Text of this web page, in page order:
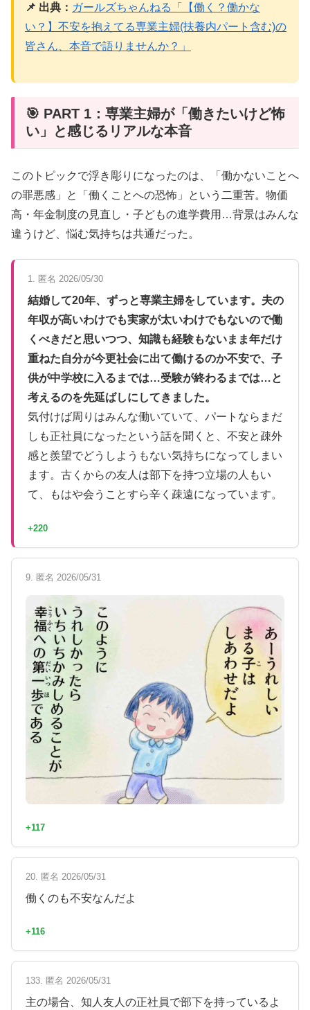
📌 出典： ガールズちゃんねる「【働く？働かな
い？】不安を抱えてる専業主婦(扶養内パート含む)の
皆さん、本音で語りませんか？」
🎯 PART 1：専業主婦が「働きたいけど怖
い」と感じるリアルな本音
このトピックで浮き彫りになったのは、「働かないことへ
の罪悪感」と「働くことへの恐怖」という二重苦。物価
高・年金制度の見直し・子どもの進学費用…背景はみんな
違うけど、悩む気持ちは共通だった。
1. 匿名 2026/05/30
結婚して20年、ずっと専業主婦をしています。夫の
年収が高いわけでも実家が太いわけでもないので働
くべきだと思いつつ、知識も経験もないまま年だけ
重ねた自分が今更社会に出て働けるのか不安で、子
供が中学校に入るまでは…受験が終わるまでは…と
考えるのを先延ばしにしてきました。
気付けば周りはみんな働いていて、パートならまだ
しも正社員になったという話を聞くと、不安と疎外
感と羨望でどうしようもない気持ちになってしまい
ます。古くからの友人は部下を持つ立場の人もい
て、もはや会うことすら辛く疎遠になっています。
+220
9. 匿名 2026/05/31
+117
20. 匿名 2026/05/31
働くのも不安なんだよ
+116
133. 匿名 2026/05/31
主の場合、知人友人の正社員で部下を持っているよ